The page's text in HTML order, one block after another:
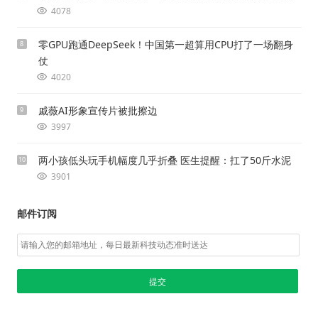
4078
8
零GPU跑通DeepSeek！中国第一超算用CPU打了一场翻身
仗
4020
9 戚薇AI形象宣传片被批擦边
3997
10 两小孩低头玩手机幅度几乎折叠 医生提醒：扛了50斤水泥
3901
邮件订阅